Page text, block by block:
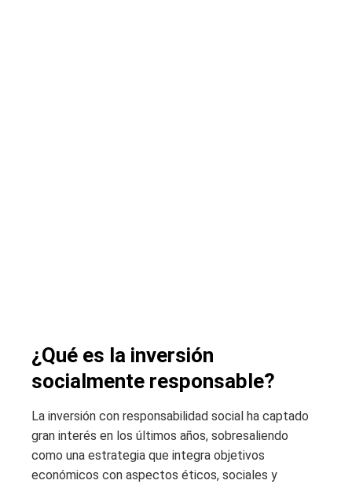
¿Qué es la inversión
socialmente responsable?
La inversión con responsabilidad social ha captado
gran interés en los últimos años, sobresaliendo
como una estrategia que integra objetivos
económicos con aspectos éticos, sociales y